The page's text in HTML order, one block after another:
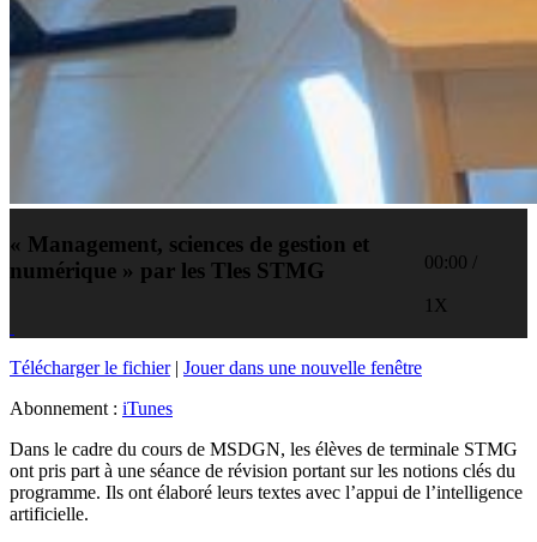
« Management, sciences de gestion et
numérique » par les Tles STMG
00:00 /
1X
Télécharger le fichier| Jouer dans une nouvelle fenêtre
Abonnement : iTunes
Dans le cadre du cours de MSDGN, les élèves de terminale STMG
ont pris part à une séance de révision portant sur les notions clés du
programme. Ils ont élaboré leurs textes avec l’appui de l’intelligence
artificielle.